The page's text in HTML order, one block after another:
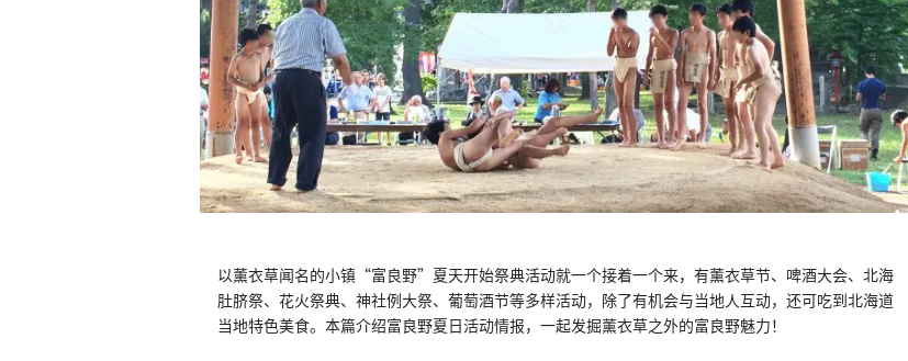
以薰衣草闻名的小镇“富良野”夏天开始祭典活动就一个接着一个来，有薰衣草节、啤酒大会、北海
肚脐祭、花火祭典、神社例大祭、葡萄酒节等多样活动，除了有机会与当地人互动，还可吃到北海道
当地特色美食。本篇介绍富良野夏日活动情报，一起发掘薰衣草之外的富良野魅力！